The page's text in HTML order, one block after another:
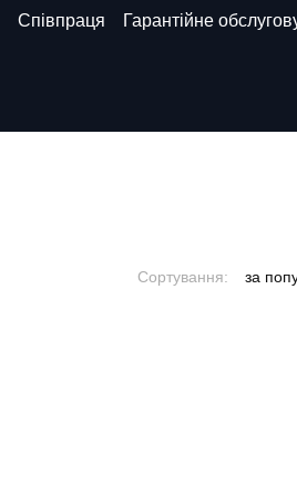
Співпраця Гарантійне
Сортування: за